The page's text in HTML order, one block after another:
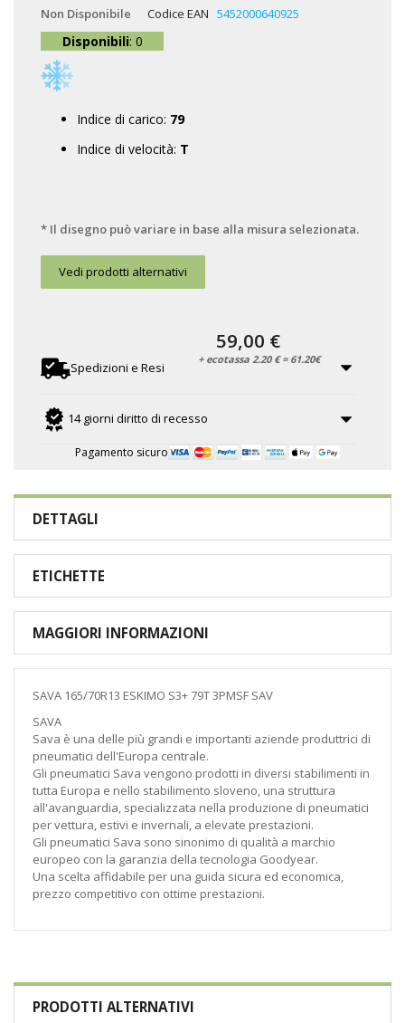
Non Disponibile Codice EAN 5452000640925
Disponibili: 0
Indice di carico: 79
Indice di velocità: T
* Il disegno può variare in base alla misura selezionata.
Vedi prodotti alternativi
Spedizioni e Resi
14 giorni diritto di recesso
Pagamento sicuro
59,00 €
+ ecotassa 2.20 € = 61.20€
immagini
DETTAGLI
ETICHETTE
MAGGIORI INFORMAZIONI
SAVA 165/70R13 ESKIMO S3+ 79T 3PMSF SAV
SAVA
Sava è una delle più grandi e importanti aziende produttrici di
pneumatici dell'Europa centrale.
Gli pneumatici Sava vengono prodotti in diversi stabilimenti in
tutta Europa e nello stabilimento sloveno, una struttura
all'avanguardia, specializzata nella produzione di pneumatici
per vettura, estivi e invernali, a elevate prestazioni.
Gli pneumatici Sava sono sinonimo di qualità a marchio
europeo con la garanzia della tecnologia Goodyear.
Una scelta affidabile per una guida sicura ed economica,
prezzo competitivo con ottime prestazioni.
PRODOTTI ALTERNATIVI